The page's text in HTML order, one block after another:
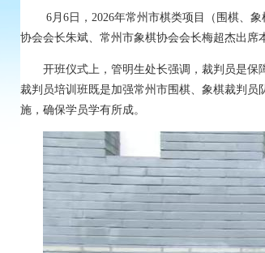
6月6日，2026年常州市棋类项目（围棋、
协会会长朱斌、常州市象棋协会会长梅超杰出席
开班仪式上，管明生处长强调，裁判员是
裁判员培训班既是加强常州市围棋、象棋裁判
施，确保学员学有所成。